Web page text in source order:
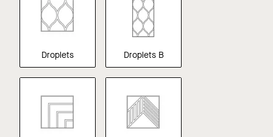
Droplets Droplets B